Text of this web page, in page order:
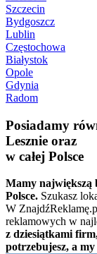
Szczecin
Bydgoszcz
Lublin
Częstochowa
Białystok
Opole
Gdynia
Radom
Posiadamy
Lesznie oraz
w całej Polsce
Mamy największą
Polsce. Szukasz
W
reklamowych w
z dziesiątkami
potrzebujesz, a